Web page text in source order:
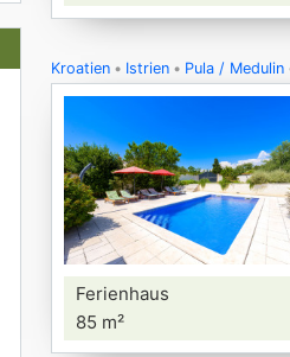
Kroatien Istrien Pula / Medulin
Ferienhaus
85 m²